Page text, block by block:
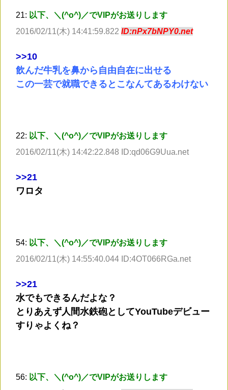
21: 以下、＼(^o^)／でVIPがお送りします
2016/02/11(木) 14:41:59.822 ID:nPx7bNPY0.net
>>10
飲んだ牛乳を鼻から自由自在に出せる
この一芸で就職できるとこなんてあるわけない
22: 以下、＼(^o^)／でVIPがお送りします
2016/02/11(木) 14:42:22.848 ID:qd06G9Uua.net
>>21
ワロタ
54: 以下、＼(^o^)／でVIPがお送りします
2016/02/11(木) 14:55:40.044 ID:4OT066RGa.net
>>21
水でもできるんだよな？
とりあえず人間水鉄砲としてYouTubeデビュー
すりゃよくね？
56: 以下、＼(^o^)／でVIPがお送りします